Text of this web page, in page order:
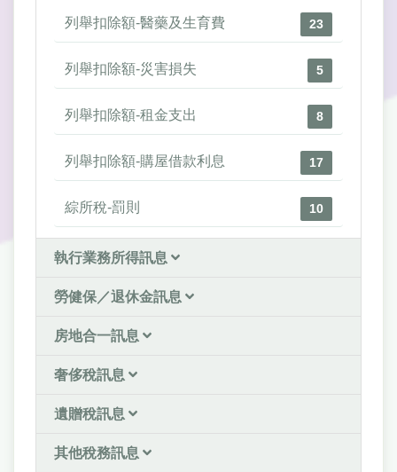
列舉扣除額-醫藥及生育費 23
列舉扣除額-災害損失 5
列舉扣除額-租金支出 8
列舉扣除額-購屋借款利息 17
綜所稅-罰則 10
執行業務所得訊息
勞健保／退休金訊息
房地合一訊息
奢侈稅訊息
遺贈稅訊息
其他稅務訊息